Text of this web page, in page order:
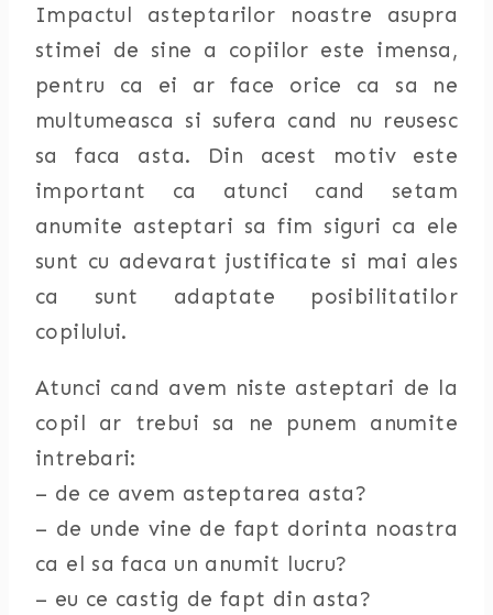
Impactul asteptarilor noastre asupra
stimei de sine a copiilor este imensa,
pentru ca ei ar face orice ca sa ne
multumeasca si sufera cand nu reusesc
sa faca asta. Din acest motiv este
important ca atunci cand setam
anumite asteptari sa fim siguri ca ele
sunt cu adevarat justificate si mai ales
ca sunt adaptate posibilitatilor
copilului.
Atunci cand avem niste asteptari de la
copil ar trebui sa ne punem anumite
intrebari:
– de ce avem asteptarea asta?
– de unde vine de fapt dorinta noastra
ca el sa faca un anumit lucru?
– eu ce castig de fapt din asta?